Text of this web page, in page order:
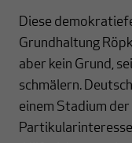
Diese
Grundhaltung
aber kein Grund,
schmälern.
einem Stadium